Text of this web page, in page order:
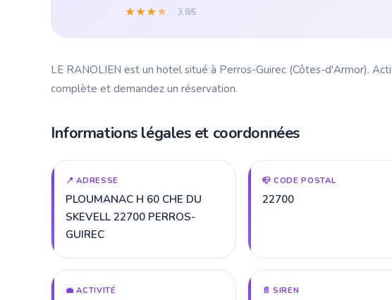
★★★★ 3.8/5
LE RANOLIEN est un hotel situé à Perros-Guirec (Côtes-d'Armor).
complète et demandez un réservation.
Informations légales et coordonnées
📍 ADRESSE
PLOUMANAC H 60 CHE DU
SKEVELL 22700 PERROS-
GUIREC
📪 CODE POSTAL
22700
💼 ACTIVITÉ 📄 SIREN